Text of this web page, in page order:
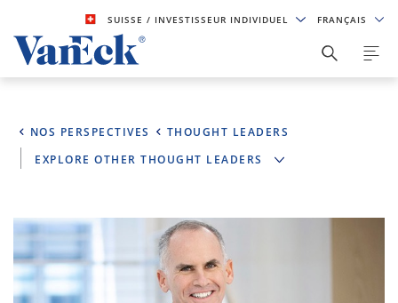
SUISSE/ INVESTISSEUR INDIVIDUEL FRANÇAIS
NOS PERSPECTIVES
THOUGHT LEADERS
EXPLORE OTHER THOUGHT LEADERS